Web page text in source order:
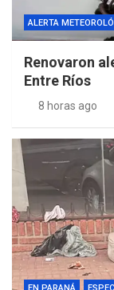
ALERTA
Renovaron
Entre Ríos
8 horas ago